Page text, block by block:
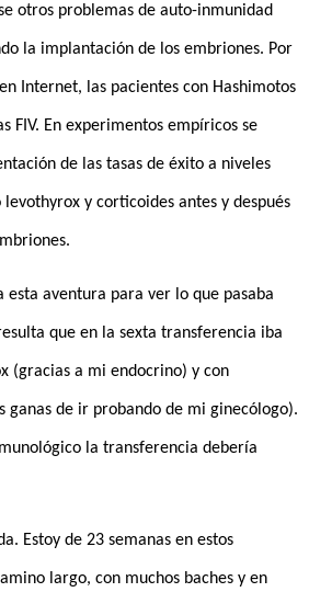
otros problemas de auto-inmunidad
la implantación de los embriones. Por
Internet, las pacientes con Hashimotos
FIV. En experimentos empíricos se
de las tasas de éxito a niveles
y corticoides antes y después
esta aventura para ver lo que pasaba
que en la sexta transferencia iba
(gracias a mi endocrino) y con
ganas de ir probando de mi ginecólogo).
la transferencia debería
Estoy de 23 semanas en estos
largo, con muchos baches y en